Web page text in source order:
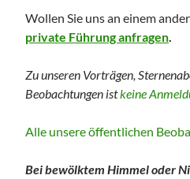
Wollen Sie uns an einem
private Führung anfragen
Zu unseren Vorträgen,
Beobachtungen istkeine
Alle unsere öffentlichen
Bei bewölktem Himmel oder